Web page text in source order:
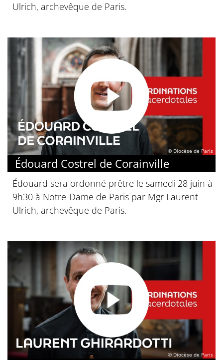
Ulrich, archevêque de Paris.
© Diocèse de Paris
Édouard Costrel de Corainville
Édouard sera ordonné prêtre le samedi 28 juin à
9h30 à Notre-Dame de Paris par Mgr Laurent
Ulrich, archevêque de Paris.
© Diocèse de Paris